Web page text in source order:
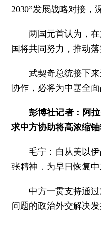
2030”发展战略对接，
两国元首认为，
国将共同努力，推动
武契奇总统接下
协作，必将为中塞全
彭博社记者：阿
求中方协助将高浓缩
毛宁：自从美以
张精神，为早日恢复
中方一贯支持通
问题的政治外交解决